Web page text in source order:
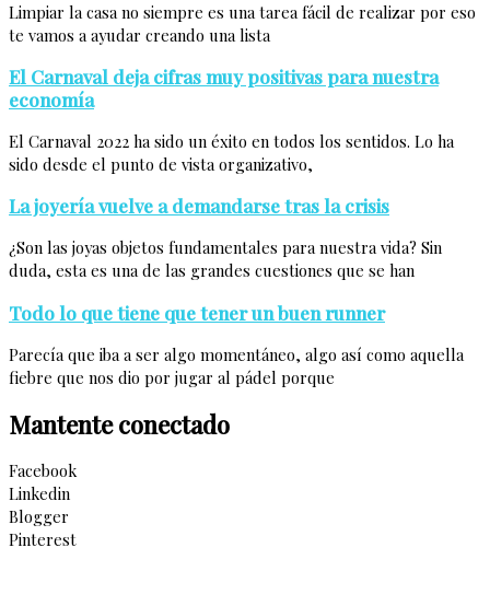
Limpiar la casa no siempre es una tarea fácil de realizar por eso
te vamos a ayudar creando una lista
El Carnaval deja cifras muy positivas para nuestra
economía
El Carnaval 2022 ha sido un éxito en todos los sentidos. Lo ha
sido desde el punto de vista organizativo,
La joyería vuelve a demandarse tras la crisis
¿Son las joyas objetos fundamentales para nuestra vida? Sin
duda, esta es una de las grandes cuestiones que se han
Todo lo que tiene que tener un buen runner
Parecía que iba a ser algo momentáneo, algo así como aquella
fiebre que nos dio por jugar al pádel porque
Mantente conectado
Facebook
Linkedin
Blogger
Pinterest